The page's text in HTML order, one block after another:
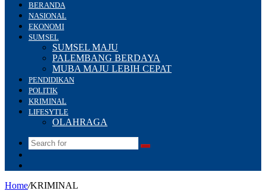
BERANDA
NASIONAL
EKONOMI
SUMSEL
SUMSEL MAJU
PALEMBANG BERDAYA
MUBA MAJU LEBIH CEPAT
PENDIDIKAN
POLITIK
KRIMINAL
LIFESYTLE
OLAHRAGA
Search
Home/KRIMINAL